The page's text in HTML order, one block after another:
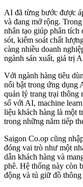
AI đã từng bước được
và đang mở rộng.
nhân tạo giúp phân tích
sót, kiểm soát chất
càng nhiều doanh
ngành sản xuất, giá trị
Với ngành hàng tiêu
nổi bật trong ứng dụng
quản lý trang trại thông
số với AI, machine
liệu khách hàng là một
trong những năm tiếp
Saigon Co.op cũng
đóng vai trò như một
dẫn khách hàng và
phê. Hệ thống này còn
động và tủ giữ đồ